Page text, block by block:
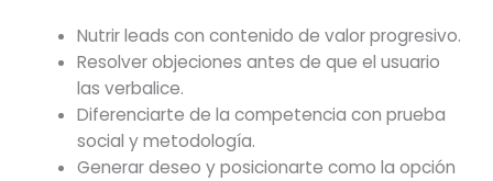
Nutrir leads con contenido de valor progresivo.
Resolver objeciones antes de que el usuario
las verbalice.
Diferenciarte de la competencia con prueba
social y metodología.
Generar deseo y posicionarte como la opción